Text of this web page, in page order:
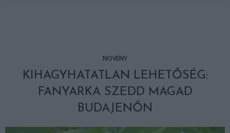
NÖVÉNY
KIHAGYHATATLAN LEHETŐSÉG:
FANYARKA SZEDD MAGAD
BUDAJENŐN